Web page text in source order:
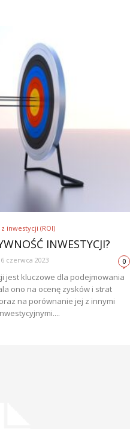
inwestycji (ROI)
INWESTYCJI?
czerwca 2023 0
jest kluczowe dla podejmowania
ono na ocenę zysków i strat
na porównanie jej z innymi